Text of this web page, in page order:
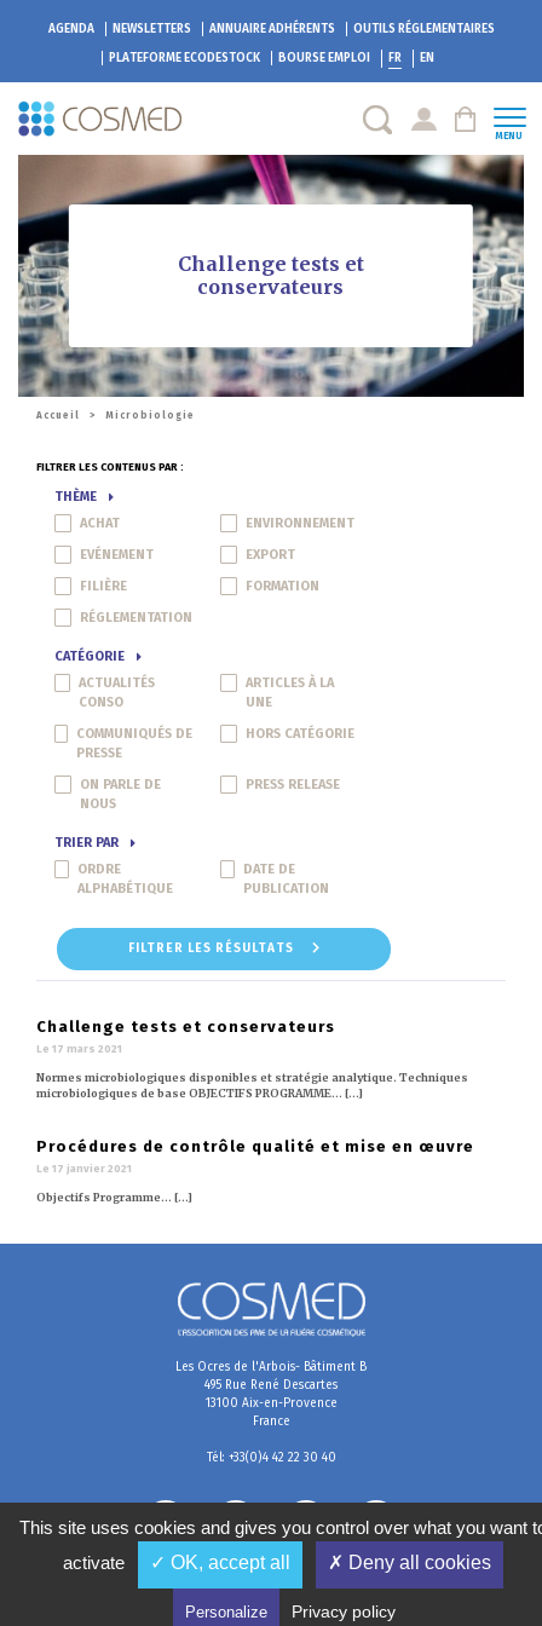
AGENDA NEWSLETTERS ANNUAIRE ADHÉRENTS
OUTILS RÉGLEMENTAIRES
PLATEFORME ECODESTOCK BOURSE EMPLOI FR EN
MENU
Challenge tests et
conservateurs
Accueil > Microbiologie
FILTRER LES CONTENUS PAR :
THÈME
ACHAT
ENVIRONNEMENT
EVÉNEMENT
EXPORT
FILIÈRE
FORMATION
RÉGLEMENTATION
CATÉGORIE
ACTUALITÉS
CONSO
ARTICLES À LA
UNE
COMMUNIQUÉS DE
PRESSE
HORS CATÉGORIE
ON PARLE DE
NOUS
PRESS RELEASE
TRIER PAR
ORDRE
ALPHABÉTIQUE
DATE DE
PUBLICATION
FILTRER LES RÉSULTATS
Challenge tests et conservateurs
Le 17 mars 2021
Normes microbiologiques disponibles et stratégie analytique. Techniques
microbiologiques de base OBJECTIFS PROGRAMME… [...]
Procédures de contrôle qualité et mise en œuvre
Le 17 janvier 2021
Objectifs Programme… [...]
Les Ocres de l'Arbois- Bâtiment B
495 Rue René Descartes
13100 Aix-en-Provence
France
Tél: +33(0)4 42 22 30 40
Conditions générales de vente Politique de confidentialité
This site uses cookies and gives you control over what you want
activate
✓ OK, accept all ✗ Deny all cookies
Personalize Privacy policy